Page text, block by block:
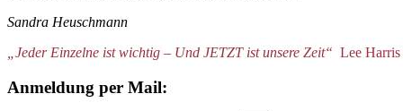
Sandra Heuschmann
„Jeder Einzelne ist wichtig – Und JETZT ist unsere Zeit“ Lee Harris
Anmeldung per Mail: